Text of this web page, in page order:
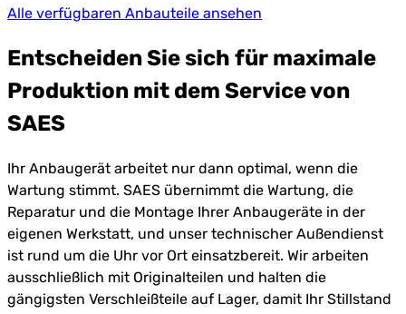
Alle verfügbaren Anbauteile ansehen
Entscheiden Sie sich für maximale
Produktion mit dem Service von
SAES
Ihr Anbaugerät arbeitet nur dann optimal, wenn die
Wartung stimmt. SAES übernimmt die Wartung, die
Reparatur und die Montage Ihrer Anbaugeräte in der
eigenen Werkstatt, und unser technischer Außendienst
ist rund um die Uhr vor Ort einsatzbereit. Wir arbeiten
ausschließlich mit Originalteilen und halten die
gängigsten Verschleißteile auf Lager, damit Ihr Stillstand